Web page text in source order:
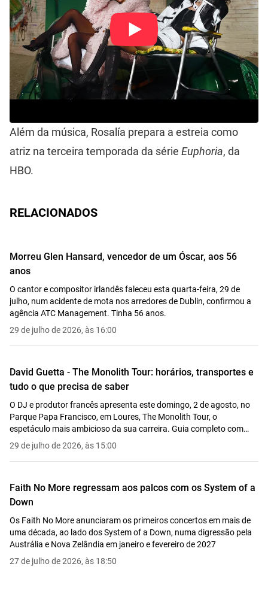
Além da música, Rosalía prepara a estreia como
atriz na terceira temporada da série Euphoria, da
HBO.
RELACIONADOS
Morreu Glen Hansard, vencedor de um Óscar, aos 56
anos
O cantor e compositor irlandês faleceu esta quarta-feira, 29 de
julho, num acidente de mota nos arredores de Dublin, confirmou a
agência ATC Management. Tinha 56 anos.
29 de julho de 2026, às 16:00
David Guetta - The Monolith Tour: horários, transportes e
tudo o que precisa de saber
O DJ e produtor francês apresenta este domingo, 2 de agosto, no
Parque Papa Francisco, em Loures, The Monolith Tour, o
espetáculo mais ambicioso da sua carreira. Guia completo com
horários, cartaz, mapa e transportes.
29 de julho de 2026, às 15:00
Faith No More regressam aos palcos com os System of a
Down
Os Faith No More anunciaram os primeiros concertos em mais de
uma década, ao lado dos System of a Down, numa digressão pela
Austrália e Nova Zelândia em janeiro e fevereiro de 2027
27 de julho de 2026, às 18:50